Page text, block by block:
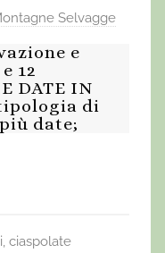
Selvagge
e
12
DATE IN
di
date;
ciaspolate